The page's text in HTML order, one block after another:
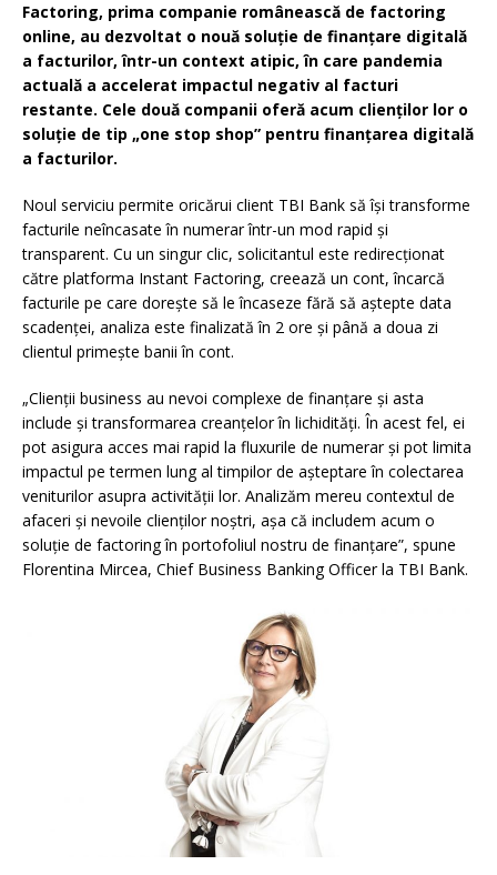
Factoring, prima companie românească de factoring
online, au dezvoltat o nouă soluție de finanțare digitală
a facturilor, într-un context atipic, în care pandemia
actuală a accelerat impactul negativ al facturi
restante. Cele două companii oferă acum clienților lor o
soluție de tip „one stop shop” pentru finanțarea digitală
a facturilor.
Noul serviciu permite oricărui client TBI Bank să își transforme
facturile neîncasate în numerar într-un mod rapid și
transparent. Cu un singur clic, solicitantul este redirecționat
către platforma Instant Factoring, creează un cont, încarcă
facturile pe care dorește să le încaseze fără să aștepte data
scadenței, analiza este finalizată în 2 ore și până a doua zi
clientul primește banii în cont.
„Clienții business au nevoi complexe de finanțare și asta
include și transformarea creanțelor în lichidități. În acest fel, ei
pot asigura acces mai rapid la fluxurile de numerar și pot limita
impactul pe termen lung al timpilor de așteptare în colectarea
veniturilor asupra activității lor. Analizăm mereu contextul de
afaceri și nevoile clienților noștri, așa că includem acum o
soluție de factoring în portofoliul nostru de finanțare”, spune
Florentina Mircea, Chief Business Banking Officer la TBI Bank.